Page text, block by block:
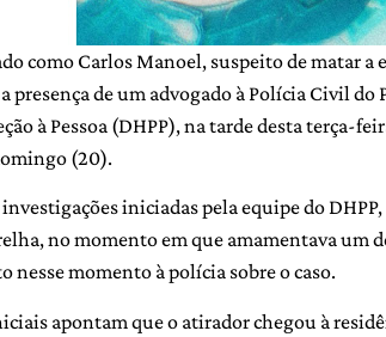
como Carlos Manoel, suspeito de matar a
presença de um advogado à Polícia Civil do
à Pessoa (DHPP), na tarde desta terça-
(20).
investigações iniciadas pela equipe do
no momento em que amamentava um
nesse momento à polícia sobre o caso.
apontam que o atirador chegou à